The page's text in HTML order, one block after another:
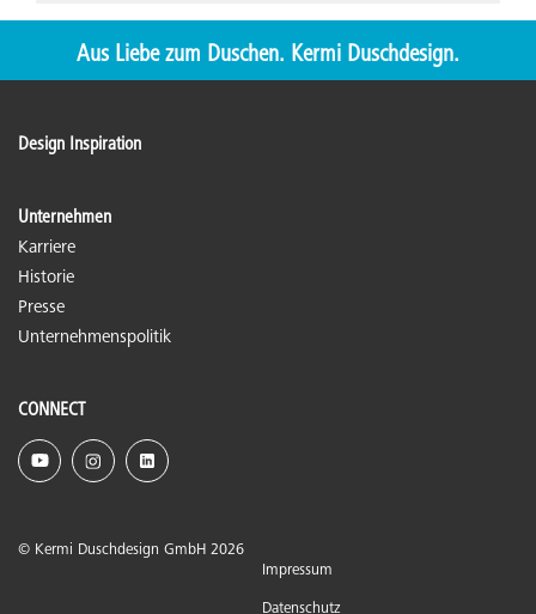
Aus Liebe zum Duschen. Kermi Duschdesign.
Design Inspiration
Unternehmen
Karriere
Historie
Presse
Unternehmenspolitik
CONNECT
© Kermi Duschdesign GmbH 2026
Impressum
Datenschutz